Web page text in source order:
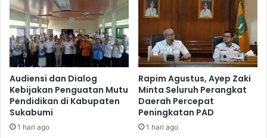
Audiensi dan Dialog
Kebijakan Penguatan Mutu
Pendidikan di Kabupaten
Sukabumi
1 hari ago
Rapim Agustus, Ayep Zaki
Minta Seluruh Perangkat
Daerah Percepat
Peningkatan PAD
1 hari ago